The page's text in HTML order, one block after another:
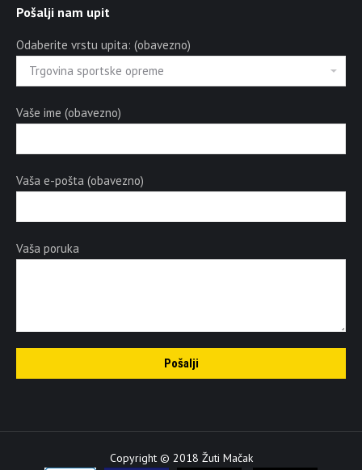
Pošalji nam upit
Odaberite vrstu upita: (obavezno)
Vaše ime (obavezno)
Vaša e-pošta (obavezno)
Vaša poruka
Copyright © 2018 Žuti Mačak